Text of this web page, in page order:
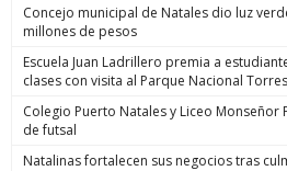
Concejo municipal de Natales dio luz
millones de pesos
Escuela Juan Ladrillero premia a
clases con visita al Parque Nacional
Colegio Puerto Natales y Liceo Monseñor
de futsal
Natalinas fortalecen sus negocios tras